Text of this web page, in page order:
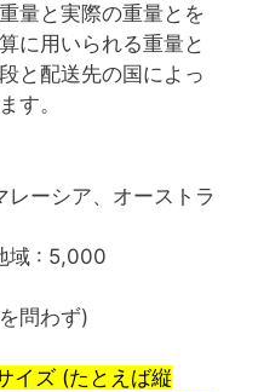
量と実際の重量とを
に用いられる重量と
と配送先の国によっ
す。
レーシア、オーストラ
域 : 5,000
問わず)
イズ (たとえば縦